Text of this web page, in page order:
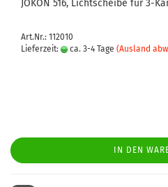
JOKON 516, Lichtscheibe für 3-
Art.Nr.: 112010
Lieferzeit:
ca. 3-4 Tage (Ausland
IN DEN